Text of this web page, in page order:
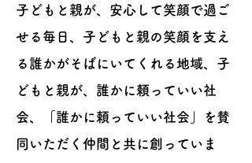
子どもと親が、安心して笑顔で過ご
せる毎日、子どもと親の笑顔を支え
る誰かがそばにいてくれる地域、子
どもと親が、誰かに頼っていい社
会、「誰かに頼っていい社会」を賛
同いただく仲間と共に創っていま